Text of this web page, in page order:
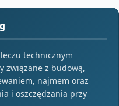
technicznym
związane z budową,
najmem oraz
i oszczędzania przy